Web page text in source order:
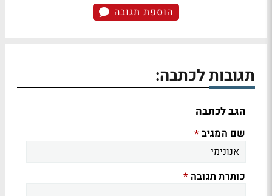
הוספת תגובה
תגובות לכתבה:
הגב לכתבה
שם המגיב *
כותרת תגובה *